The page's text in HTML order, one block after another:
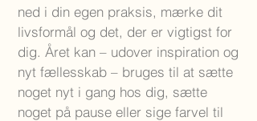
ned i din egen praksis, mærke dit
livsformål og det, der er vigtigst for
dig. Året kan – udover inspiration og
nyt fællesskab – bruges til at sætte
noget nyt i gang hos dig, sætte
noget på pause eller sige farvel til